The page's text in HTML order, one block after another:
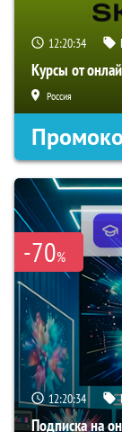
12:20:33
Курсы от
Россия
-70%
12:20:33
Подписка на